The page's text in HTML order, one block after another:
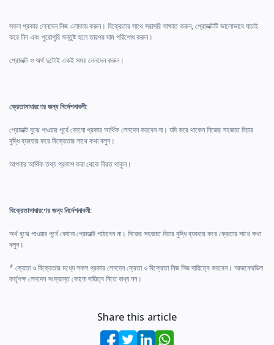
সকল প্রকার লেনদেন নিজ এলাকায় করুন। বিক্রেতার সাথে সরাসরি সাক্ষাত করুন, প্রোডাক্টটি ভালোভাবে যাচাই
করে নিন এবং পুরোপুরি সন্তুষ্ট হলে তারপর দাম পরিশোধ করুন।
প্রোডাক্ট ও অর্থ দুটোই একই সময় লেনদেন করুন।
ক্রেতাসাধারণের জন্য নির্দেশনাবলী:
প্রোডাক্ট বুঝে পাওয়ার পূর্বে কোনো প্রকার আর্থিক লেনদেন করবেন না। যদি করে থাকেন নিজের সহজাত বিচার
বুদ্ধি ব্যবহার করে বিক্রেতার সাথে কথা বলুন।
আপনার আর্থিক তথ্য প্রকাশ করা থেকে বিরত থাকুন।
বিক্রেতাসাধারণের জন্য নির্দেশনাবলী:
অর্থ বুঝে পাওয়ার পূর্বে কোনো প্রোডাক্ট পাঠাবেন না। নিজের সহজাত বিচার বুদ্ধি ব্যবহার করে ক্রেতার সাথে কথা
বলুন।
* ক্রেতা ও বিক্রেতার মধ্যে সকল প্রকার লেনদেন ক্রেতা ও বিক্রেতা নিজ নিজ দায়িত্বে করবেন। আজকেরডিল
কর্তৃপক্ষ লেনদেন সংক্রান্ত কোনো দায়িত্ব নিতে বাধ্য নন।
Share this article